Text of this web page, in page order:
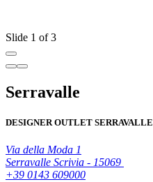
Slide 1 of 3
Serravalle
DESIGNER OUTLET SERRAVALLE
Via della Moda 1
Serravalle Scrivia - 15069
+39 0143 609000